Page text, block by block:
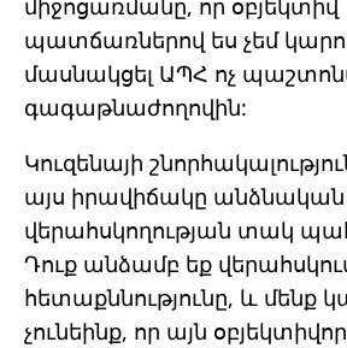
միջոցառմանը, որ օբյեկտիվ
պատճառներով ես չեմ
մասնակցել ԱՊՀ ոչ
գագաթնաժողովին:
Կուզենայի
այս իրավիճակը անձնական
վերահսկողության տակ
Դուք անձամբ եք
հետաքննությունը, և մենք
չունեինք, որ այն